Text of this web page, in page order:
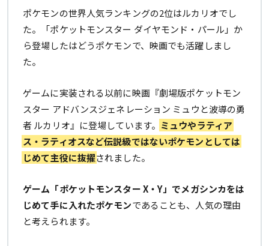
ポケモンの世界人気ランキングの2位はルカリオでし
た。「ポケットモンスター ダイヤモンド・パール」か
ら登場したはどうポケモンで、映画でも活躍しまし
た。
ゲームに実装される以前に映画『劇場版ポケットモン
スター アドバンスジェネレーション ミュウと波導の勇
者 ルカリオ』に登場しています。 ミュウやラティア
ス・ラティオスなど伝説級ではないポケモンとしては
じめて主役に抜擢されました。
ゲーム「ポケットモンスター X・Y」でメガシンカをは
じめて手に入れたポケモンであることも、人気の理由
と考えられます。